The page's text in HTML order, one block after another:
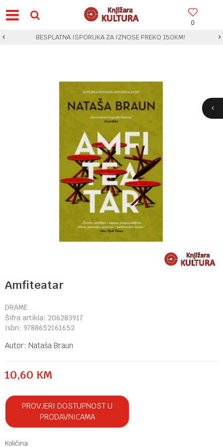
0
BESPLATNA ISPORUKA ZA IZNOSE PREKO 150KM!
Amfiteatar
DRAME
Šifra artikla: 206283917
Isbn: 9788652161652
Autor: Nataša Braun
10,60 KM
PROVJERI DOSTUPNOST U
PRODAVNICAMA
Količina: